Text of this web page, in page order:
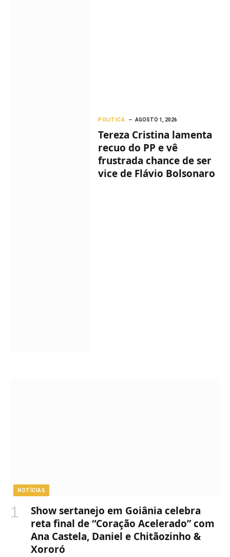
POLITICA AGOSTO 1, 2026
Tereza Cristina lamenta
recuo do PP e vê
frustrada chance de ser
vice de Flávio Bolsonaro
NOTÍCIAS
Show sertanejo em Goiânia celebra
reta final de “Coração Acelerado” com
Ana Castela, Daniel e Chitãozinho &
Xororó